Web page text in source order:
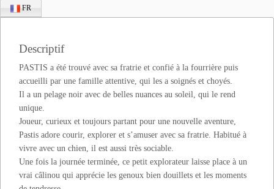
FR
Descriptif
PASTIS a été trouvé avec sa fratrie et confié à la fourrière puis
accueilli par une famille attentive, qui les a soignés et choyés.
Il a un pelage noir avec de belles nuances au soleil, qui le rend
unique.
Joueur, curieux et toujours partant pour une nouvelle aventure,
Pastis adore courir, explorer et s’amuser avec sa fratrie. Habitué à
vivre avec un chien, il est aussi très sociable.
Une fois la journée terminée, ce petit explorateur laisse place à un
vrai câlinou qui apprécie les genoux bien douillets et les moments